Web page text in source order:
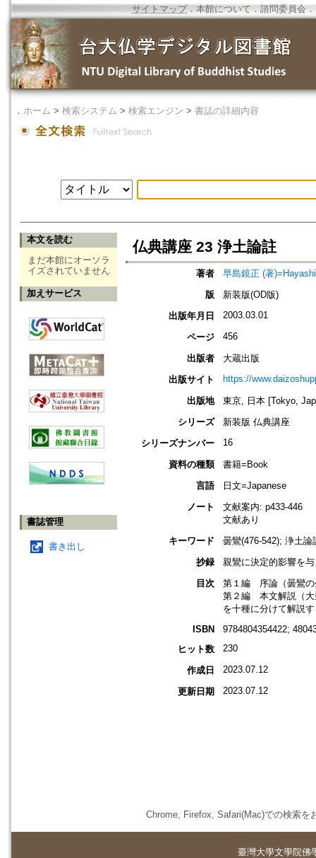
サイトマップ．本館について ． 諮問委員会 ．
． ホーム > 検索システム > 検索エンジン > 書誌の詳細内容
本文を読む
まだ本館にオーソラ
イズされていません
加えサービス
書誌管理
書き出し
仏典講座 23 浄土論註
著者
早島鏡正 (著
版
新装版(OD版)
出版年月日
2003.03.01
ページ 456
出版者
大蔵出版
出版サイト
https://
出版地
東京, 日本 [Tokyo,
シリーズ
新装版 仏典講座
シリーズナンバー
16
資料の種類
書籍=Book
言語
日文=Japanese
ノート
文献案内: p433-446
文献あり
キーワード
曇鸞(476-542); 浄土論
抄録
親鸞に決定的影響を
目次
第１編 序論（曇鸞の
第２編 本文解説（大
を十種に分けて解説
ISBN
9784804354422;
ヒット数
230
作成日 2023.07.12
更新日期 2023.07.12
Chrome, Firefox, Safari(Mac)での検索を
臺灣大學文學院佛